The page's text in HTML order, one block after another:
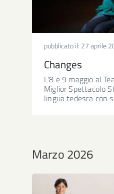
pubblicato il: 27 aprile
Changes
L'8 e 9 maggio al
Miglior Spettacolo
lingua tedesca con
Marzo 2026